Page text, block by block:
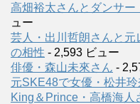
高畑裕太さんとダンサー
ュー
芸人・出川哲朗さんと
の相性 - 2,593 ビュー
俳優・森山未來さん -
元SKE48で女優・松井玲
King＆Prince・高橋海人